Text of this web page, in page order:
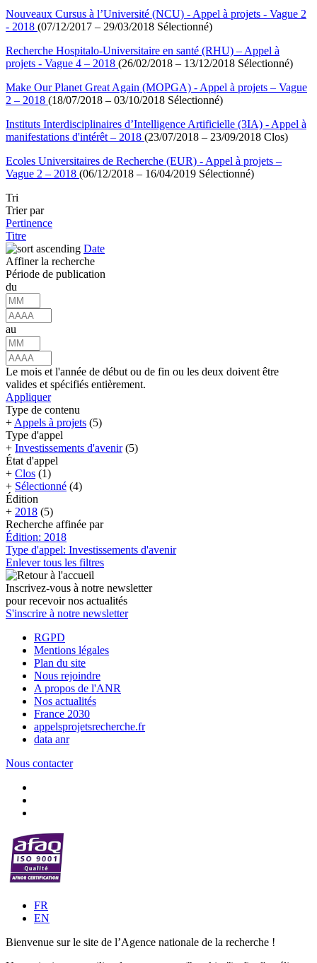
Nouveaux Cursus à l’Université (NCU) - Appel à projets - Vague 2
- 2018 (07/12/2017 – 29/03/2018 Sélectionné)
Recherche Hospitalo-Universitaire en santé (RHU) – Appel à
projets - Vague 4 – 2018 (26/02/2018 – 13/12/2018 Sélectionné)
Make Our Planet Great Again (MOPGA) - Appel à projets – Vague
2 – 2018 (18/07/2018 – 03/10/2018 Sélectionné)
Instituts Interdisciplinaires d’Intelligence Artificielle (3IA) - Appel à
manifestations d'intérêt – 2018 (23/07/2018 – 23/09/2018 Clos)
Ecoles Universitaires de Recherche (EUR) - Appel à projets –
Vague 2 – 2018 (06/12/2018 – 16/04/2019 Sélectionné)
Tri
Trier par
Pertinence
Titre
Date
Affiner la recherche
Période de publication
du
au
Le mois et l'année de début ou de fin ou les deux doivent être
valides et spécifiés entièrement.
Appliquer
Type de contenu
+ Appels à projets (5)
Type d'appel
+ Investissements d'avenir (5)
État d'appel
+ Clos (1)
+ Sélectionné (4)
Édition
+ 2018 (5)
Recherche affinée par
Édition: 2018
Type d'appel: Investissements d'avenir
Enlever tous les filtres
Inscrivez-vous à notre newsletter
pour recevoir nos actualités
S'inscrire à notre newsletter
RGPD
Mentions légales
Plan du site
Nous rejoindre
A propos de l'ANR
Nos actualités
France 2030
appelsprojetsrecherche.fr
data anr
Nous contacter
FR
EN
Bienvenue sur le site de l’Agence nationale de la recherche !